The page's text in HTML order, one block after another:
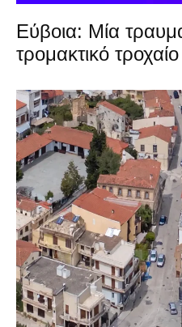
Εύβοια: Μία
τρομακτικό τροχαίο